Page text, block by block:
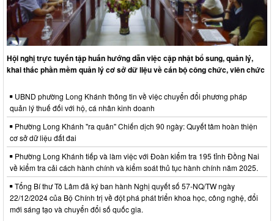
Hội nghị trực tuyến tập huấn hướng dẫn việc cập nhật bổ sung, quản lý,
khai thác phần mềm quản lý cơ sở dữ liệu về cán bộ công chức, viên chức
UBND phường Long Khánh thông tin về việc chuyển đổi phương pháp
quản lý thuế đối với hộ, cá nhân kinh doanh
Phường Long Khánh "ra quân" Chiến dịch 90 ngày: Quyết tâm hoàn thiện
cơ sở dữ liệu đất đai
Phường Long Khánh tiếp và làm việc với Đoàn kiểm tra 195 tỉnh Đồng Nai
về kiểm tra cải cách hành chính và kiểm soát thủ tục hành chính năm 2025.
Tổng Bí thư Tô Lâm đã ký ban hành Nghị quyết số 57-NQ/TW ngày
22/12/2024 của Bộ Chính trị về đột phá phát triển khoa học, công nghệ, đổi
mới sáng tạo và chuyển đổi số quốc gia.